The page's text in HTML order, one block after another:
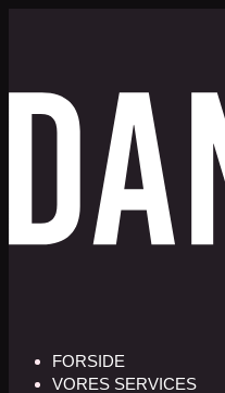
FORSIDE
VORES SERVICES